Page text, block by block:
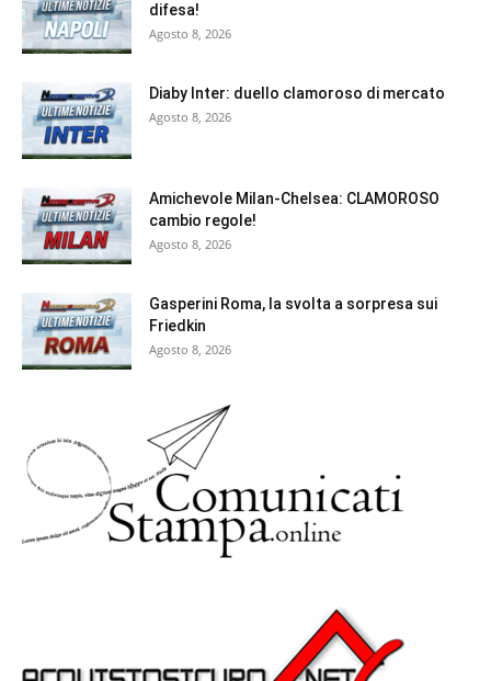
difesa!
Agosto 8, 2026
Diaby Inter: duello clamoroso di mercato
Agosto 8, 2026
Amichevole Milan-Chelsea: CLAMOROSO
cambio regole!
Agosto 8, 2026
Gasperini Roma, la svolta a sorpresa sui
Friedkin
Agosto 8, 2026